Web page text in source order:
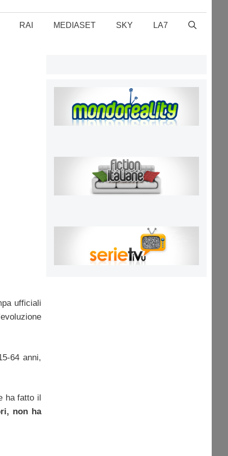
RAI MEDIASET SKY LA7
ufficiali
64 anni,
ha fatto il
non ha